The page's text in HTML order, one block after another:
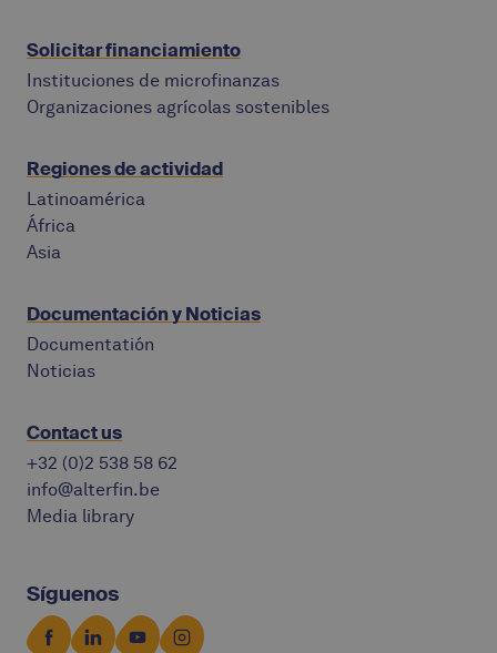
Solicitar financiamiento
Instituciones de microfinanzas
Organizaciones agrícolas sostenibles
Regiones de actividad
Latinoamérica
África
Asia
Documentación y Noticias
Documentatión
Noticias
Contact us
+32 (0)2 538 58 62
info@alterfin.be
Media library
Síguenos